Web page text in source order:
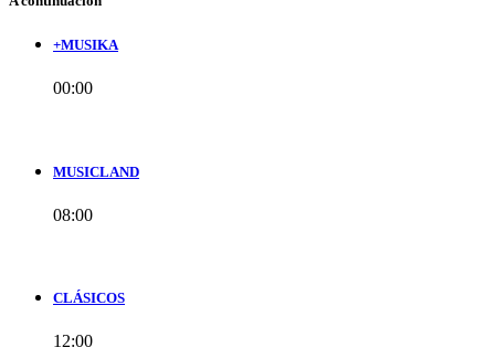
+MUSIKA
00:00
MUSICLAND
08:00
CLÁSICOS
12:00